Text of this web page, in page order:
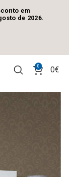
0 0€
em
de 2026.